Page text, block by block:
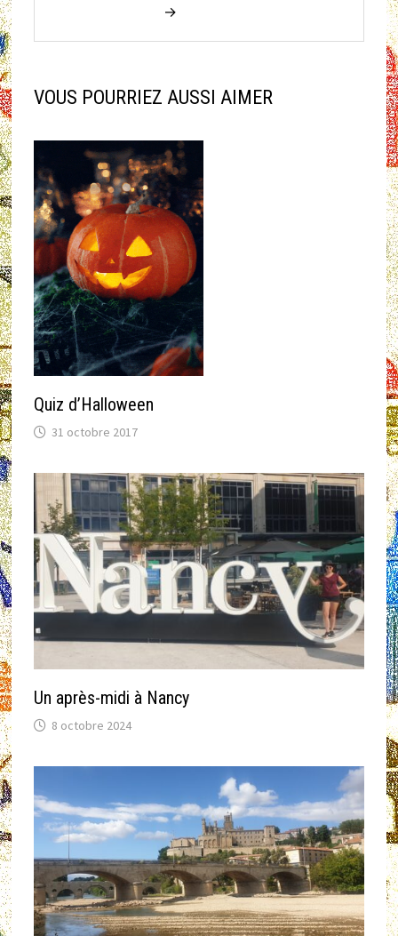
→
VOUS POURRIEZ AUSSI AIMER
Quiz d’Halloween
31 octobre 2017
Un après-midi à Nancy
8 octobre 2024